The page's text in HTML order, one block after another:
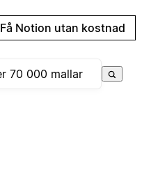
Få Notion utan kostnad